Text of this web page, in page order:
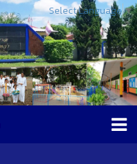
Select Language▼